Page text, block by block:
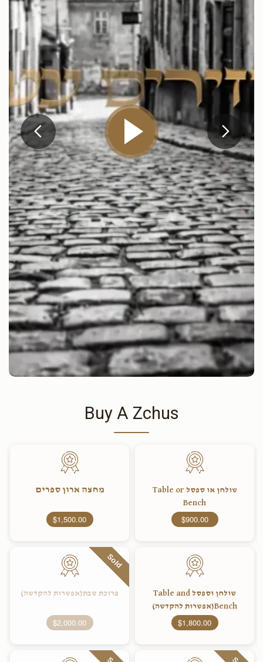
Buy A Zchus
שולחן או ספסל Table or
Bench
$900.00
מחצה ארון ספרים
$1,500.00
שולחן וספסל Table and
Bench(אפשרות להקדשה)
$1,800.00
Sold
פרוכת שבת(אפשרות להקדשה)
$2,000.00